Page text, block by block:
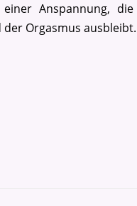
Anspannung,
Orgasmus ausbleibt.